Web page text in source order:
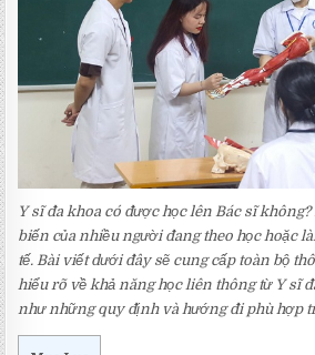
Y sĩ đa khoa có được học lên Bác sĩ
biến của nhiều người đang theo học hoặc
tế. Bài viết dưới đây sẽ cung cấp toàn bộ
hiểu rõ về khả năng học liên thông từ Y sĩ
như những quy định và hướng đi phù hợp